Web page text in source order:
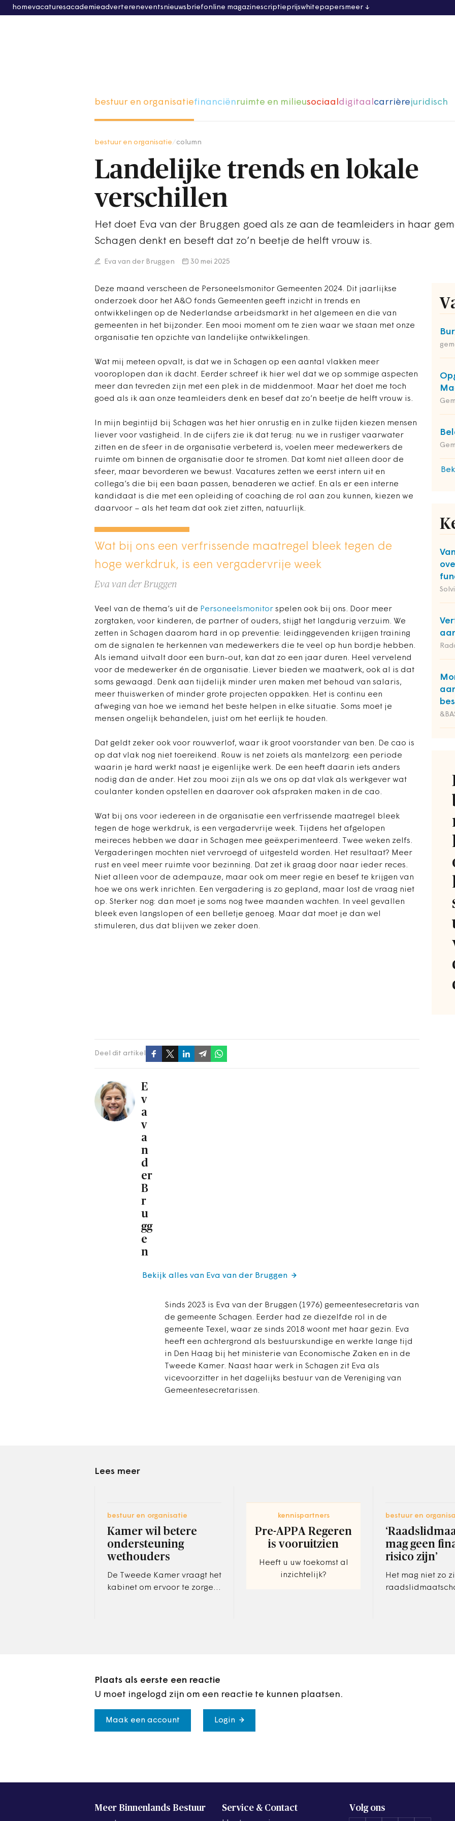
homevacaturesacademieadvertereneventsnieuwsbriefonline magazinescriptieprijswhitepapersmeer
bestuur en organisatiefinanciënruimte en milieusociaaldigitaalcarrièrejuridisch
bestuur en organisatie column
Landelijke trends en lokale
verschillen
Het doet Eva van der Bruggen goed als ze aan de teamleiders in haar
Schagen denkt en beseft dat zo’n beetje de helft vrouw is.
Eva van der Bruggen 30 mei 2025
Deze maand verscheen de Personeelsmonitor Gemeenten 2024. Dit jaarlijkse
onderzoek door het A&O fonds Gemeenten geeft inzicht in trends en
ontwikkelingen op de Nederlandse arbeidsmarkt in het algemeen en die van
gemeenten in het bijzonder. Een mooi moment om te zien waar we staan met onze
organisatie ten opzichte van landelijke ontwikkelingen.
Wat mij meteen opvalt, is dat we in Schagen op een aantal vlakken meer
vooroplopen dan ik dacht. Eerder schreef ik hier wel dat we op sommige aspecten
meer dan tevreden zijn met een plek in de middenmoot. Maar het doet me toch
goed als ik aan onze teamleiders denk en besef dat zo’n beetje de helft vrouw is.
In mijn begintijd bij Schagen was het hier onrustig en in zulke tijden kiezen mensen
liever voor vastigheid. In de cijfers zie ik dat terug: nu we in rustiger vaarwater
zitten en de sfeer in de organisatie verbeterd is, voelen meer medewerkers de
ruimte om binnen de organisatie door te stromen. Dat komt niet alleen door de
sfeer, maar bevorderen we bewust. Vacatures zetten we eerst intern uit en
collega’s die bij een baan passen, benaderen we actief. En als er een interne
kandidaat is die met een opleiding of coaching de rol aan zou kunnen, kiezen we
daarvoor – als het team dat ook ziet zitten, natuurlijk.
Wat bij ons een verfrissende maatregel bleek tegen de
hoge werkdruk, is een vergadervrije week
Eva van der Bruggen
Veel van de thema’s uit de Personeelsmonitor spelen ook bij ons. Door meer
zorgtaken, voor kinderen, de partner of ouders, stijgt het langdurig verzuim. We
zetten in Schagen daarom hard in op preventie: leidinggevenden krijgen training
om de signalen te herkennen van medewerkers die te veel op hun bordje hebben.
Als iemand uitvalt door een burn-out, kan dat zo een jaar duren. Heel vervelend
voor de medewerker én de organisatie. Liever bieden we maatwerk, ook al is dat
soms gewaagd. Denk aan tijdelijk minder uren maken met behoud van salaris,
meer thuiswerken of minder grote projecten oppakken. Het is continu een
afweging van hoe we iemand het beste helpen in elke situatie. Soms moet je
mensen ongelijk behandelen, juist om het eerlijk te houden.
Dat geldt zeker ook voor rouwverlof, waar ik groot voorstander van ben. De cao is
op dat vlak nog niet toereikend. Rouw is net zoiets als mantelzorg: een periode
waarin je hard werkt naast je eigenlijke werk. De een heeft daarin iets anders
nodig dan de ander. Het zou mooi zijn als we ons op dat vlak als werkgever wat
coulanter konden opstellen en daarover ook afspraken maken in de cao.
Wat bij ons voor iedereen in de organisatie een verfrissende maatregel bleek
tegen de hoge werkdruk, is een vergadervrije week. Tijdens het afgelopen
meireces hebben we daar in Schagen mee geëxperimenteerd. Twee weken zelfs.
Vergaderingen mochten niet vervroegd of uitgesteld worden. Het resultaat? Meer
rust en veel meer ruimte voor bezinning. Dat zet ik graag door naar ieder reces.
Niet alleen voor de adempauze, maar ook om meer regie en besef te krijgen van
hoe we ons werk inrichten. Een vergadering is zo gepland, maar lost de vraag niet
op. Sterker nog: dan moet je soms nog twee maanden wachten. In veel gevallen
bleek even langslopen of een belletje genoeg. Maar dat moet je dan wel
stimuleren, dus dat blijven we zeker doen.
Deel dit artikel
E
v
a
v
a
n
d
er
B
r
u
gg
e
n
Sinds 2023 is Eva van der Bruggen (1976) gemeentesecretaris van
de gemeente Schagen. Eerder had ze diezelfde rol in de
gemeente Texel, waar ze sinds 2018 woont met haar gezin. Eva
heeft een achtergrond als bestuurskundige en werkte lange tijd
in Den Haag bij het ministerie van Economische Zaken en in de
Tweede Kamer. Naast haar werk in Schagen zit Eva als
vicevoorzitter in het dagelijks bestuur van de Vereniging van
Gemeentesecretarissen.
Bekijk alles van Eva van der Bruggen
Lees meer
bestuur en organisatie
Kamer wil betere
ondersteuning
wethouders
De Tweede Kamer vraagt het
kabinet om ervoor te zorgen
kennispartners
Pre-APPA Regeren
is vooruitzien
Heeft u uw toekomst al
inzichtelijk?
bestuur en
mag geen
risico zijn’
Het mag niet zo
Plaats als eerste een reactie
U moet ingelogd zijn om een reactie te kunnen plaatsen.
Maak een account Login
Meer Binnenlands Bestuur Service & Contact Volg ons